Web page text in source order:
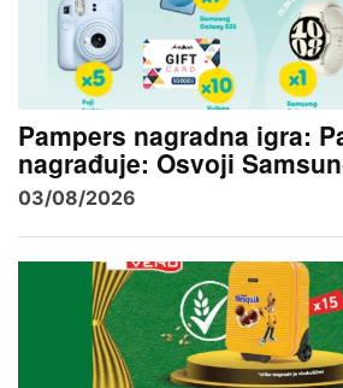
Pampers nagradna igra:
nagrađuje: Osvoji
03/08/2026